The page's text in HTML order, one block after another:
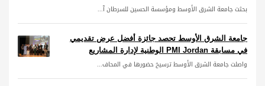
بحثت جامعة الشرق الأوسط ومؤسسة الحسين للسرطان آ...
جامعة الشرق الأوسط تحصد جائزة أفضل عرض تقديمي
في مسابقة PMI Jordan الوطنية لإدارة المشاريع
واصلت جامعة الشرق الأوسط ترسيخ حضورها في المحاف...